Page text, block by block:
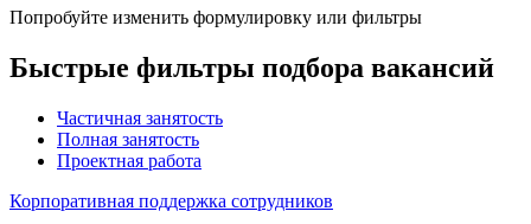
Попробуйте изменить формулировку или фильтры
Быстрые фильтры подбора вакансий
Частичная занятость
Полная занятость
Проектная работа
Корпоративная поддержка сотрудников